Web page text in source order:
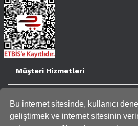
Bu internet sitesinde, kullanıcı
geliştirmek ve internet sitesinin
Müşteri Hizmetleri